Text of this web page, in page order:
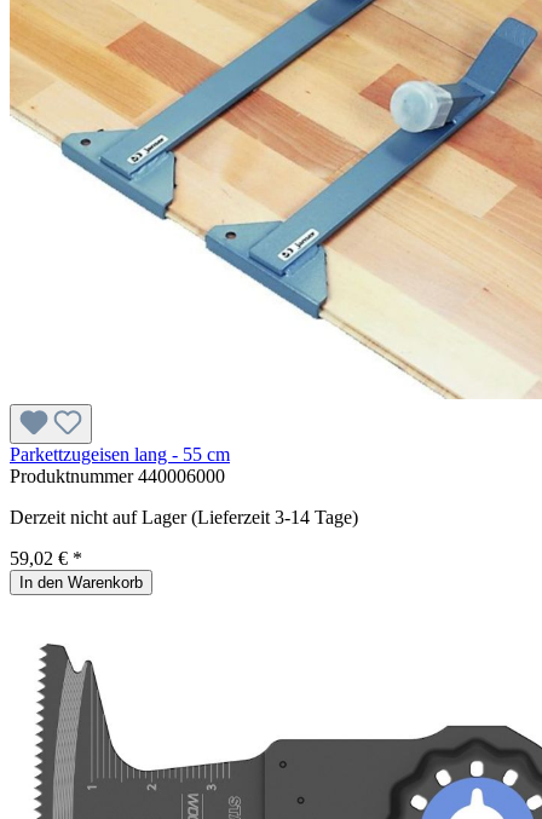
Parkettzugeisen lang - 55 cm
Produktnummer440006000
Derzeit nicht auf Lager (Lieferzeit 3-14 Tage)
59,02 € *
In den Warenkorb